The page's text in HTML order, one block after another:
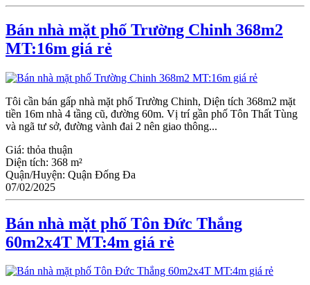
Bán nhà mặt phố Trường Chinh 368m2
MT:16m giá rẻ
Tôi cần bán gấp nhà mặt phố Trường Chinh, Diện tích 368m2 mặt
tiền 16m nhà 4 tầng cũ, đường 60m. Vị trí gần phố Tôn Thất Tùng
và ngã tư sở, đường vành đai 2 nên giao thông...
Giá: thỏa thuận
Diện tích: 368 m²
Quận/Huyện: Quận Đống Đa
07/02/2025
Bán nhà mặt phố Tôn Đức Thắng
60m2x4T MT:4m giá rẻ